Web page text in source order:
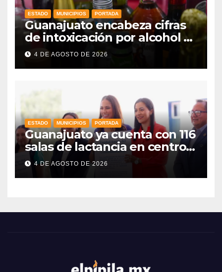
ESTADO MUNICIPIOS PORTADA
Guanajuato encabeza cifras
de intoxicación por alcohol a
nivel nacional
4 DE AGOSTO DE 2026
ESTADO MUNICIPIOS PORTADA
Guanajuato ya cuenta con 116
salas de lactancia en centros
de trabajo: Gobernadora
4 DE AGOSTO DE 2026